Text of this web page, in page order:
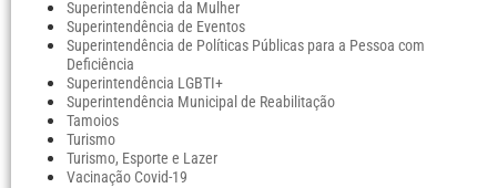
Superintendência da Mulher
Superintendência de Eventos
Superintendência de Políticas Públicas para a Pessoa com
Deficiência
Superintendência LGBTI+
Superintendência Municipal de Reabilitação
Tamoios
Turismo
Turismo, Esporte e Lazer
Vacinação Covid-19